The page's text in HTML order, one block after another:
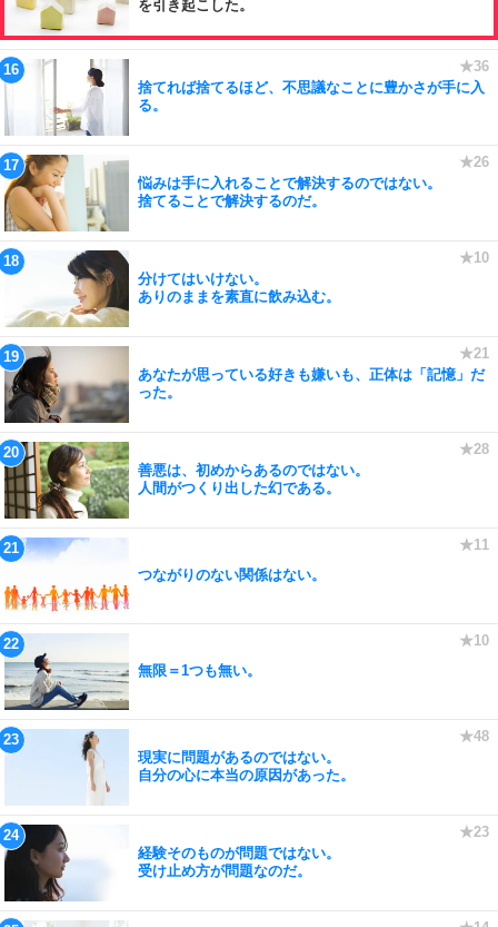
を引き起こした。
捨てれば捨てるほど、不思議なことに豊かさが手に入
る。
悩みは手に入れることで解決するのではない。
捨てることで解決するのだ。
分けてはいけない。
ありのままを素直に飲み込む。
あなたが思っている好きも嫌いも、正体は「記憶」だ
った。
善悪は、初めからあるのではない。
人間がつくり出した幻である。
つながりのない関係はない。
無限＝1つも無い。
現実に問題があるのではない。
自分の心に本当の原因があった。
経験そのものが問題ではない。
受け止め方が問題なのだ。